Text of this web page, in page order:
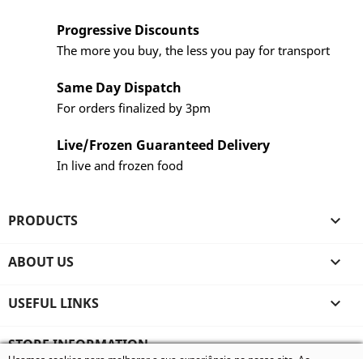
Progressive Discounts
The more you buy, the less you pay for transport
Same Day Dispatch
For orders finalized by 3pm
Live/Frozen Guaranteed Delivery
In live and frozen food
PRODUCTS 
ABOUT US 
USEFUL LINKS 
STORE INFORMATION